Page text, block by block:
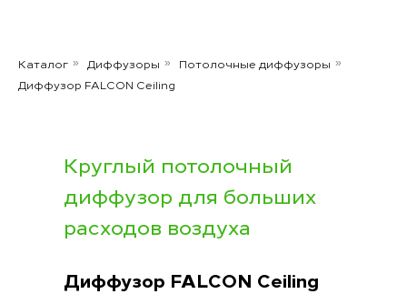
Каталог » Диффузоры » Потолочные диффузоры »
Диффузор FALCON Ceiling
Круглый потолочный
диффузор для больших
расходов воздуха
Диффузор FALCON Ceiling